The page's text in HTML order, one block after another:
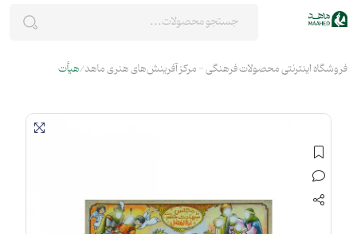
فروشگاه اینترنتی محصولات فرهنگی - مرکز آفرینش‌های هنری ماهد هیأت